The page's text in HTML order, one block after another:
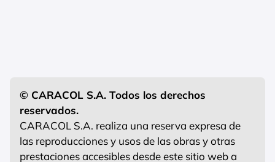
© CARACOL S.A. Todos los derechos
reservados.
CARACOL S.A. realiza una reserva expresa de
las reproducciones y usos de las obras y otras
prestaciones accesibles desde este sitio web a